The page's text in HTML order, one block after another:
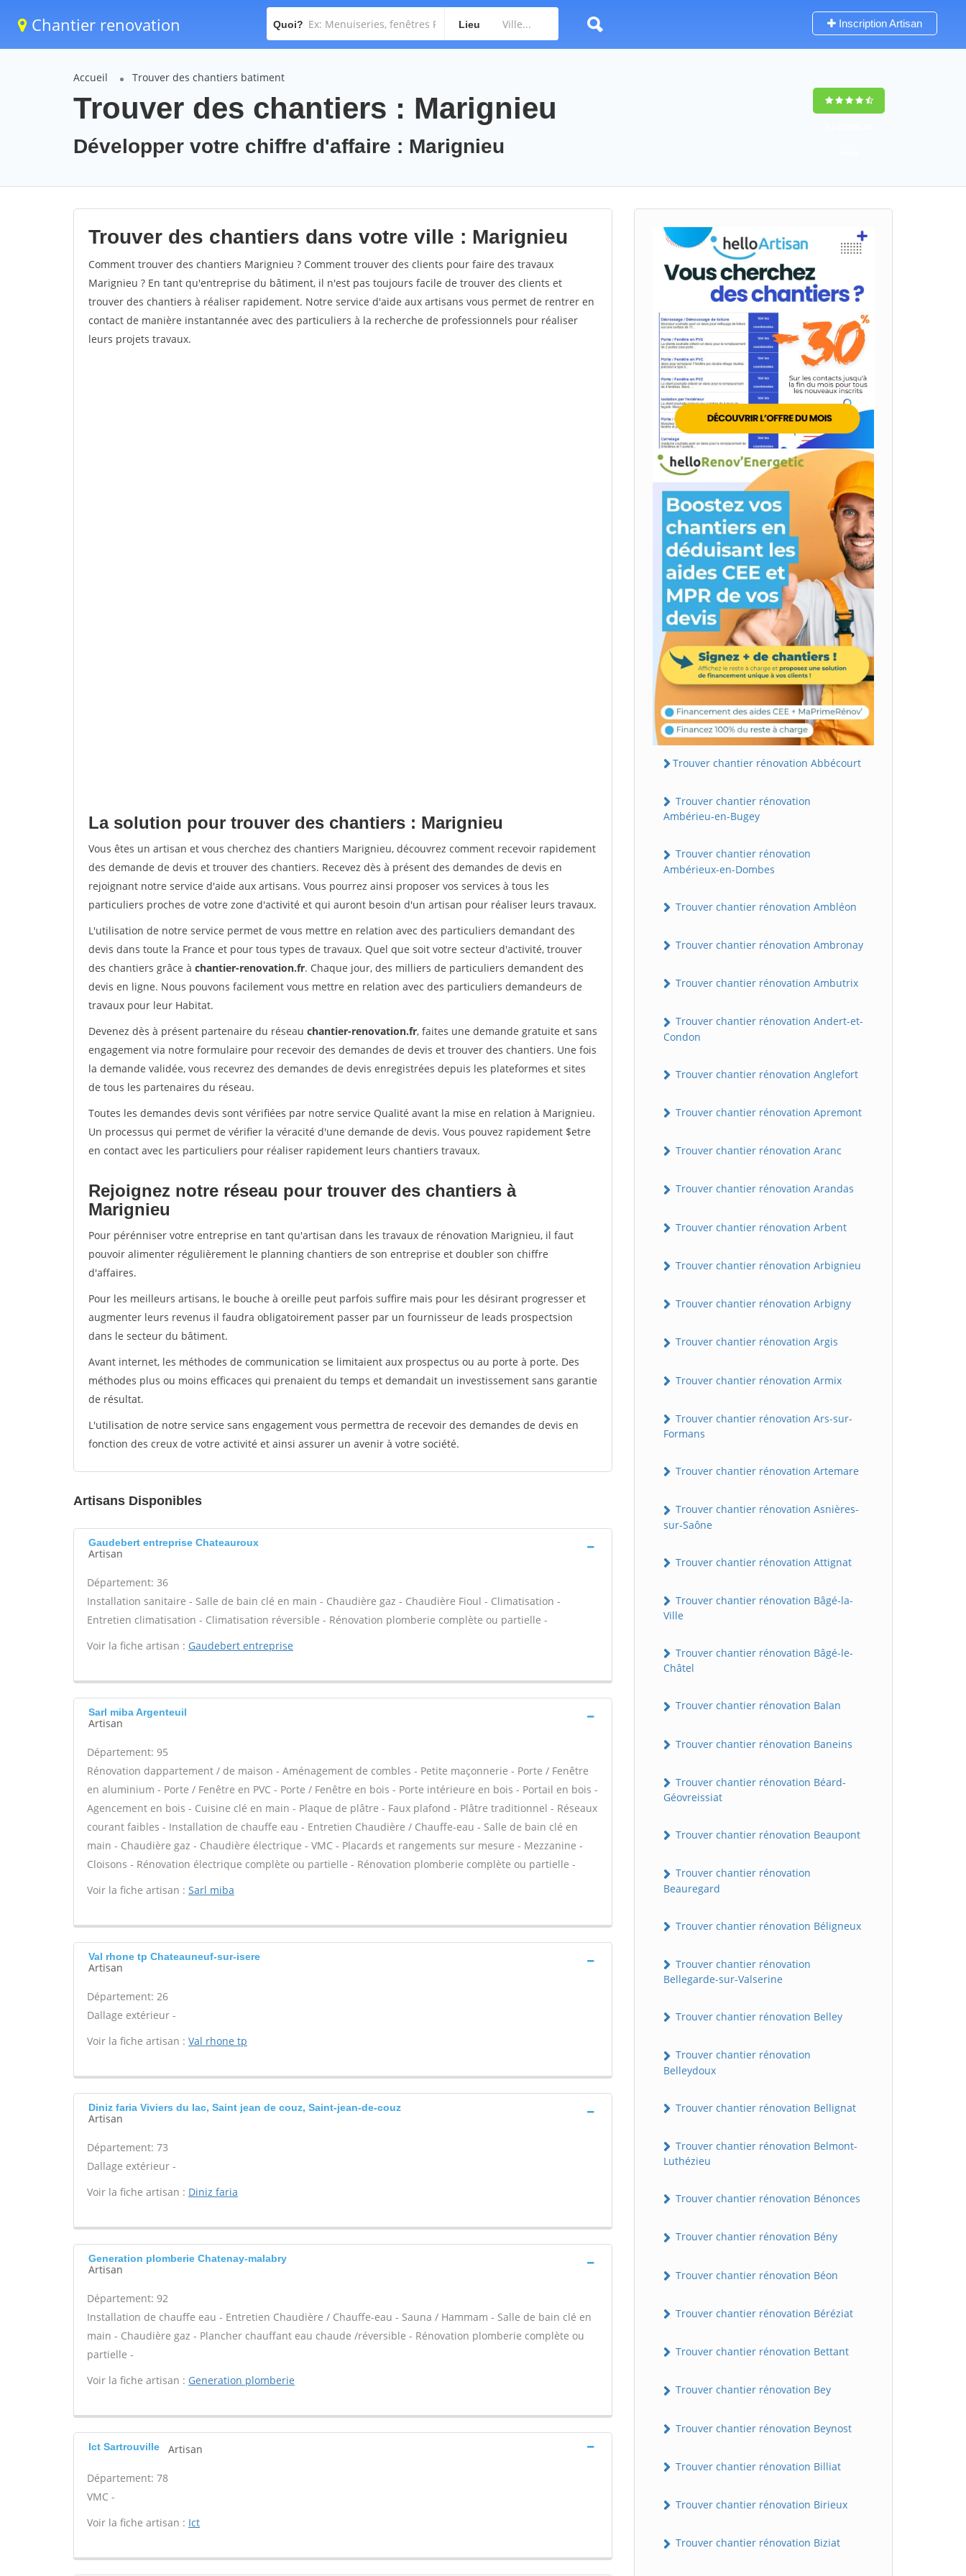
Chantier renovation Quoi? Lieu Inscription Artisan
Accueil Trouver des chantiers batiment
Trouver des chantiers : Marignieu
Développer votre chiffre d'affaire : Marignieu
Trouver des chantiers dans votre ville : Marignieu
Comment trouver des chantiers Marignieu ? Comment trouver des clients pour faire des travaux
Marignieu ? En tant qu'entreprise du bâtiment, il n'est pas toujours facile de trouver des clients et
trouver des chantiers à réaliser rapidement. Notre service d'aide aux artisans vous permet de rentrer en
contact de manière instantannée avec des particuliers à la recherche de professionnels pour réaliser
leurs projets travaux.
La solution pour trouver des chantiers : Marignieu
Vous êtes un artisan et vous cherchez des chantiers Marignieu, découvrez comment recevoir rapidement
des demande de devis et trouver des chantiers. Recevez dès à présent des demandes de devis en
rejoignant notre service d'aide aux artisans. Vous pourrez ainsi proposer vos services à tous les
particuliers proches de votre zone d'activité et qui auront besoin d'un artisan pour réaliser leurs travaux.
L'utilisation de notre service permet de vous mettre en relation avec des particuliers demandant des
devis dans toute la France et pour tous types de travaux. Quel que soit votre secteur d'activité, trouver
des chantiers grâce à chantier-renovation.fr. Chaque jour, des milliers de particuliers demandent des
devis en ligne. Nous pouvons facilement vous mettre en relation avec des particuliers demandeurs de
travaux pour leur Habitat.
Devenez dès à présent partenaire du réseau chantier-renovation.fr, faites une demande gratuite et sans
engagement via notre formulaire pour recevoir des demandes de devis et trouver des chantiers. Une fois
la demande validée, vous recevrez des demandes de devis enregistrées depuis les plateformes et sites
de tous les partenaires du réseau.
Toutes les demandes devis sont vérifiées par notre service Qualité avant la mise en relation à Marignieu.
Un processus qui permet de vérifier la véracité d'une demande de devis. Vous pouvez rapidement $etre
en contact avec les particuliers pour réaliser rapidement leurs chantiers travaux.
Rejoignez notre réseau pour trouver des chantiers à
Marignieu
Pour pérénniser votre entreprise en tant qu'artisan dans les travaux de rénovation Marignieu, il faut
pouvoir alimenter régulièrement le planning chantiers de son entreprise et doubler son chiffre
d'affaires.
Pour les meilleurs artisans, le bouche à oreille peut parfois suffire mais pour les désirant progresser et
augmenter leurs revenus il faudra obligatoirement passer par un fournisseur de leads prospectsion
dans le secteur du bâtiment.
Avant internet, les méthodes de communication se limitaient aux prospectus ou au porte à porte. Des
méthodes plus ou moins efficaces qui prenaient du temps et demandait un investissement sans garantie
de résultat.
L'utilisation de notre service sans engagement vous permettra de recevoir des demandes de devis en
fonction des creux de votre activité et ainsi assurer un avenir à votre société.
Artisans Disponibles
Gaudebert entreprise Chateauroux
Artisan
Département: 36
Installation sanitaire - Salle de bain clé en main - Chaudière gaz - Chaudière Fioul - Climatisation -
Entretien climatisation - Climatisation réversible - Rénovation plomberie complète ou partielle -
Voir la fiche artisan : Gaudebert entreprise
Sarl miba Argenteuil
Artisan
Département: 95
Rénovation dappartement / de maison - Aménagement de combles - Petite maçonnerie - Porte / Fenêtre
en aluminium - Porte / Fenêtre en PVC - Porte / Fenêtre en bois - Porte intérieure en bois - Portail en bois -
Agencement en bois - Cuisine clé en main - Plaque de plâtre - Faux plafond - Plâtre traditionnel - Réseaux
courant faibles - Installation de chauffe eau - Entretien Chaudière / Chauffe-eau - Salle de bain clé en
main - Chaudière gaz - Chaudière électrique - VMC - Placards et rangements sur mesure - Mezzanine -
Cloisons - Rénovation électrique complète ou partielle - Rénovation plomberie complète ou partielle -
Voir la fiche artisan : Sarl miba
Val rhone tp Chateauneuf-sur-isere
Artisan
Département: 26
Dallage extérieur -
Voir la fiche artisan : Val rhone tp
Diniz faria Viviers du lac, Saint jean de couz, Saint-jean-de-couz
Artisan
Département: 73
Dallage extérieur -
Voir la fiche artisan : Diniz faria
Generation plomberie Chatenay-malabry
Artisan
Département: 92
Installation de chauffe eau - Entretien Chaudière / Chauffe-eau - Sauna / Hammam - Salle de bain clé en
main - Chaudière gaz - Plancher chauffant eau chaude /réversible - Rénovation plomberie complète ou
partielle -
Voir la fiche artisan : Generation plomberie
Ict Sartrouville Artisan
Département: 78
VMC -
Voir la fiche artisan : Ict
Trouver chantier rénovation Abbécourt
Trouver chantier rénovation
Ambérieu-en-Bugey
Trouver chantier rénovation
Ambérieux-en-Dombes
Trouver chantier rénovation Ambléon
Trouver chantier rénovation Ambronay
Trouver chantier rénovation Ambutrix
Trouver chantier rénovation Andert-et-
Condon
Trouver chantier rénovation Anglefort
Trouver chantier rénovation Apremont
Trouver chantier rénovation Aranc
Trouver chantier rénovation Arandas
Trouver chantier rénovation Arbent
Trouver chantier rénovation Arbignieu
Trouver chantier rénovation Arbigny
Trouver chantier rénovation Argis
Trouver chantier rénovation Armix
Trouver chantier rénovation Ars-sur-
Formans
Trouver chantier rénovation Artemare
Trouver chantier rénovation Asnières-
sur-Saône
Trouver chantier rénovation Attignat
Trouver chantier rénovation Bâgé-la-
Ville
Trouver chantier rénovation Bâgé-le-
Châtel
Trouver chantier rénovation Balan
Trouver chantier rénovation Baneins
Trouver chantier rénovation Béard-
Géovreissiat
Trouver chantier rénovation Beaupont
Trouver chantier rénovation
Beauregard
Trouver chantier rénovation Béligneux
Trouver chantier rénovation
Bellegarde-sur-Valserine
Trouver chantier rénovation Belley
Trouver chantier rénovation
Belleydoux
Trouver chantier rénovation Bellignat
Trouver chantier rénovation Belmont-
Luthézieu
Trouver chantier rénovation Bénonces
Trouver chantier rénovation Bény
Trouver chantier rénovation Béon
Trouver chantier rénovation Béréziat
Trouver chantier rénovation Bettant
Trouver chantier rénovation Bey
Trouver chantier rénovation Beynost
Trouver chantier rénovation Billiat
Trouver chantier rénovation Birieux
Trouver chantier rénovation Biziat